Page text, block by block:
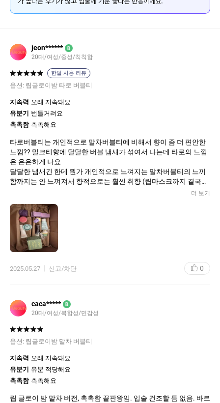
jeon****** B
20대/여성/중성/칙칙함
한달 사용 리뷰
옵션: 립글로이밤 타로 버블티
지속력 오래 지속돼요
유분기
번들거려요
촉촉함 촉촉해요
타로버블티는 개인적으로 말차버블티에 비해서 향이 좀 더 편안한
느낌?? 밀크티향에 달달한 버블 냄새가 섞여서 나는데 타로의 느낌
은 은은하게 나요
달달한 냄새긴 한데 뭔가 개인적으로 느껴지는 말차버블티의 느끼
함까지는 안 느껴져서 향적으로는 훨씬 취향 (립마스크까지 결국
보습력 지속력만 살짝 떨어진다는 느낌이에요
그리고 패키지가 예쁘고 고급져서 갖고다니면 왠지 기분이 좋음 ㅋ
ㅋ
사선 팁도 바르기 편함
근데 립마스크에 비하면 향이 너무너무너무 은은하게 나서 아쉬
발색은 적당히 조절해서 쓰면 거슬리진 않을 정도이지만 망고가 립
더 보기
2025.05.27 신고/차단 0
caca***** B
20대/여성/복합성/민감성
옵션: 립글로이밤 말차 버블티
지속력 오래 지속돼요
유분기
유분 적당해요
촉촉함 촉촉해요
립 글로이 밤 말차 버전, 촉촉함 끝판왕임. 입술 건조할 틈 없음. 바르